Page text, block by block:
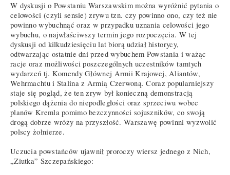
W dyskusji o Powstaniu Warszawskim można wyróżnić pytania o
celowości (czyli sensie) zrywu tzn. czy powinno ono, czy też nie
powinno wybuchnąć oraz w przypadku uznania celowości jego
wybuchu, o najwłaściwszy termin jego rozpoczęcia. W tej
dyskusji od kilkudziesięciu lat biorą udział historycy,
odtwarzając ostatnie dni przed wybuchem Powstania i ważąc
racje oraz możliwości poszczególnych uczestników tamtych
wydarzeń tj. Komendy Głównej Armii Krajowej, Aliantów,
Wehrmachtu i Stalina z Armią Czerwoną. Coraz popularniejszy
staje się pogląd, że ten zryw był konieczną demonstracją
polskiego dążenia do niepodległości oraz sprzeciwu wobec
planów Kremla pomimo bezczynności sojuszników, co swoją
drogą dobrze wróży na przyszłość. Warszawę powinni wyzwolić
polscy żołnierze.
Uczucia powstańców ujawnił proroczy wiersz jednego z Nich,
„Ziutka” Szczepańskiego: